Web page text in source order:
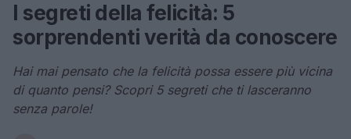
I segreti della felicità: 5
sorprendenti verità da conoscere
Hai mai pensato che la felicità possa essere più vicina
di quanto pensi? Scopri 5 segreti che ti lasceranno
senza parole!